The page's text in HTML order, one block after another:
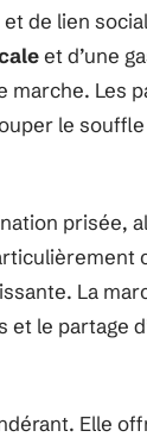
de lien
et d’une
marche. Les
le
prisée,
La
le partage
Elle